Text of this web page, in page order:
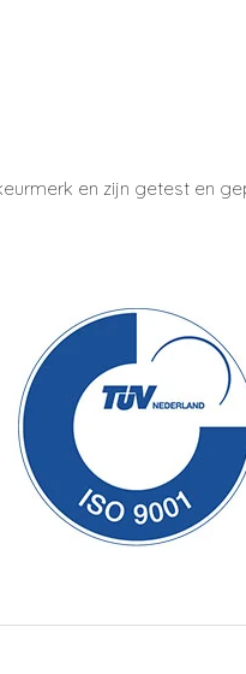
en zijn getest en